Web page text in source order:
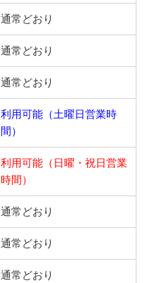
通常どおり
通常どおり
通常どおり
利用可能（土曜日営業時
間）
利用可能（日曜・祝日営業
時間）
通常どおり
通常どおり
通常どおり